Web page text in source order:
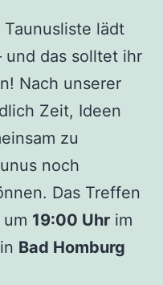
lädt
und das solltet ihr
Nach unserer
Zeit, Ideen
zu
noch
Das Treffen
um 19:00 Uhr im
in Bad Homburg